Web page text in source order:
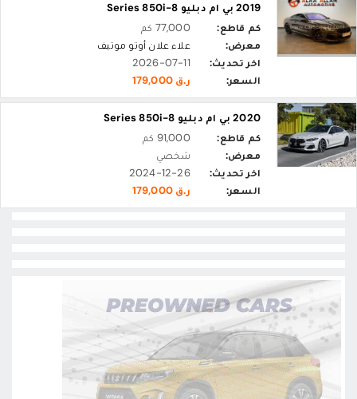
2019 بي ام دبليو 8-Series 850i
كم قاطع:
77,000 كم
معرض:
علاء علان أوتو موتيف
اخر تحديث:
2026-07-11
السعر:
ر.ق 179,000
2020 بي ام دبليو 8-Series 850i
كم قاطع:
91,000 كم
معرض:
شخصي
اخر تحديث:
2024-12-26
السعر:
ر.ق 179,000